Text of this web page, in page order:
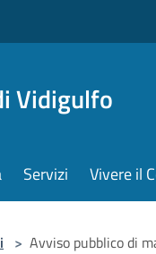
Vidigulfo
Servizi Vivere il
> Avviso pubblico di